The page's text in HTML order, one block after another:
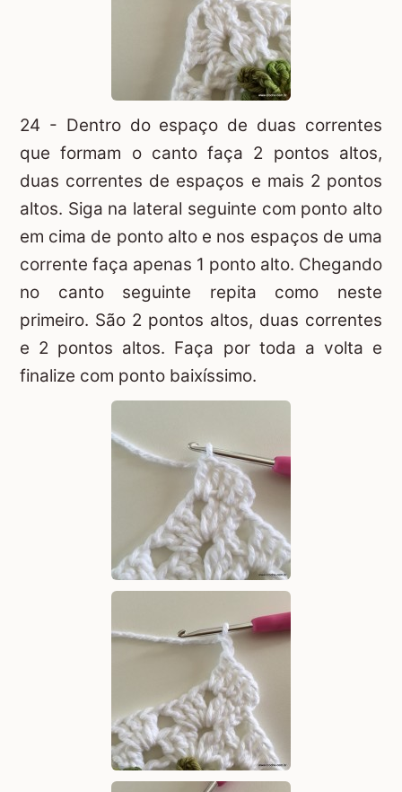
24 - Dentro do espaço de duas correntes
que formam o canto faça 2 pontos altos,
duas correntes de espaços e mais 2 pontos
altos. Siga na lateral seguinte com ponto alto
em cima de ponto alto e nos espaços de uma
corrente faça apenas 1 ponto alto. Chegando
no canto seguinte repita como neste
primeiro. São 2 pontos altos, duas correntes
e 2 pontos altos. Faça por toda a volta e
finalize com ponto baixíssimo.